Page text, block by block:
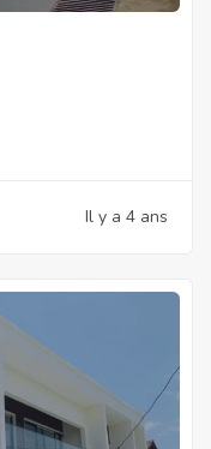
Il y a 4 ans